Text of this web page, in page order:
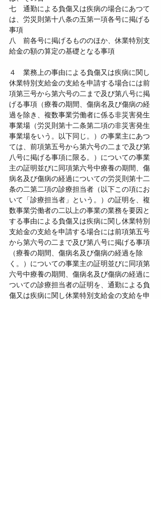
七　通勤による負傷又は疾病の場合にあつて
は、労災則第十八条の五第一項各号に掲げる
事項
八　前各号に掲げるもののほか、休業特別支
給金の額の算定の基礎となる事項
４　業務上の事由による負傷又は疾病に関し
休業特別支給金の支給を申請する場合には前
項第三号から第六号の二まで及び第八号に掲
げる事項（療養の期間、傷病名及び傷病の経
過を除き、複数事業労働者に係る非災害発生
事業場（労災則第十二条第二項の非災害発生
事業場をいう。以下同じ。）の事業主にあつ
ては、前項第五号から第六号の二まで及び第
八号に掲げる事項に限る。）についての事業
主の証明並びに同項第六号中療養の期間、傷
病名及び傷病の経過についての労災則第十二
条の二第二項の診療担当者（以下この項にお
いて「診療担当者」という。）の証明を、複
数事業労働者の二以上の事業の業務を要因と
する事由による負傷又は疾病に関し休業特別
支給金の支給を申請する場合には前項第五号
から第六号の二まで及び第八号に掲げる事項
（療養の期間、傷病名及び傷病の経過を除
く。）についての事業主の証明並びに同項第
六号中療養の期間、傷病名及び傷病の経過に
ついての診療担当者の証明を、通勤による負
傷又は疾病に関し休業特別支給金の支給を申